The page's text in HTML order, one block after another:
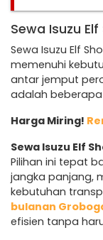
Sewa Isuzu
Sewa Isuzu Elf
memenuhi
antar jemput
adalah
Harga Miring!
Sewa Isuzu Elf
Pilihan ini tepat
jangka panjang,
kebutuhan
bulanan
efisien tanpa